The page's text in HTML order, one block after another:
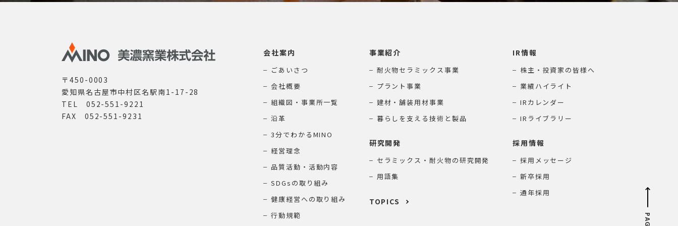
〒450-0003
愛知県名古屋市中村区名駅南1-17-28
TEL 052-551-9221
FAX 052-551-9231
会社案内
ごあいさつ
会社概要
組織図・事業所一覧
沿革
3分でわかるMINO
経営理念
品質活動・活動内容
SDGsの取り組み
健康経営への取り組み
行動規範
事業紹介
耐火物セラミックス事業
プラント事業
建材・舗装用材事業
暮らしを支える技術と製品
研究開発
セラミックス・耐火物の研究開発
用語集
TOPICS
IR情報
株主・投資家の皆様へ
業績ハイライト
IRカレンダー
IRライブラリー
採用情報
採用メッセージ
新卒採用
通年採用